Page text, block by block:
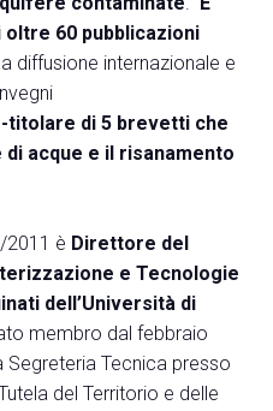
60 pubblicazioni
diffusione internazionale e
titolare di 5 brevetti che
acque e il risanamento
2011 è Direttore del
e Tecnologie
dell’Università di
membro dal febbraio
Tecnica presso
del Territorio e delle